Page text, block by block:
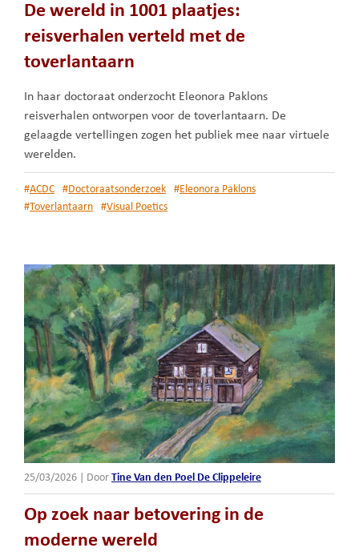
De wereld in 1001 plaatjes:
reisverhalen verteld met de
toverlantaarn
In haar doctoraat onderzocht Eleonora Paklons
reisverhalen ontworpen voor de toverlantaarn. De
gelaagde vertellingen zogen het publiek mee naar virtuele
werelden.
#ACDC #Doctoraatsonderzoek #Eleonora Paklons
#Toverlantaarn #Visual Poetics
25/03/2026 Door Tine Van den Poel De Clippeleire
Op zoek naar betovering in de
moderne wereld